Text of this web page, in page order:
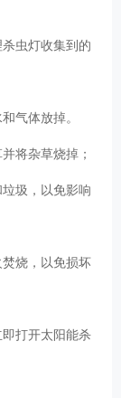
虫灯收集到的
气体放掉。
将杂草烧掉；
圾，以免影响
烧，以免损坏
打开太阳能杀